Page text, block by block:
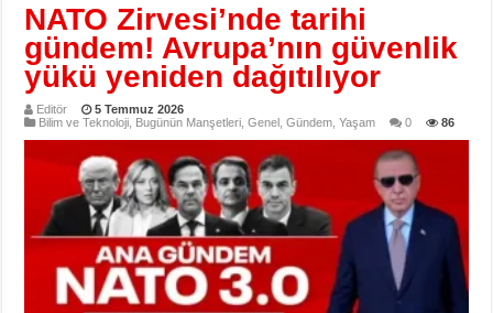
NATO Zirvesi’nde tarihi
gündem! Avrupa’nın güvenlik
yükü yeniden dağıtılıyor
Editör
5 Temmuz 2026
Bilim ve Teknoloji Bugünün Manşetleri ,Genel ,Gündem ,Yaşam 0 86